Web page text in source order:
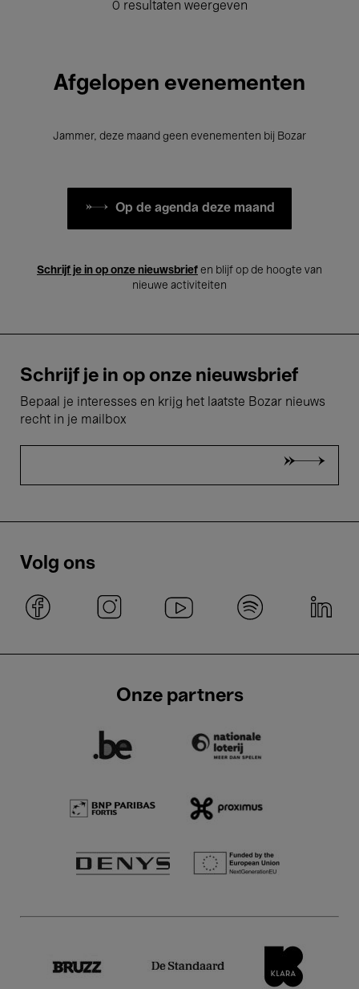
0 resultaten weergeven
Afgelopen evenementen
Jammer, deze maand geen evenementen bij Bozar
Op de agenda deze maand
Schrijf je in op onze nieuwsbrief en blijf op de hoogte van
nieuwe activiteiten
Schrijf je in op onze nieuwsbrief
Bepaal je interesses en krijg het laatste Bozar nieuws
recht in je mailbox
Volg ons
Onze partners